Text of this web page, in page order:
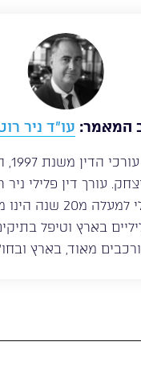
המאמר: עו”ד ניר
חבר
עורך דין פלילי ניר
במשפט פלילי למעלה
בארץ וטיפל
מאוד, בארץ